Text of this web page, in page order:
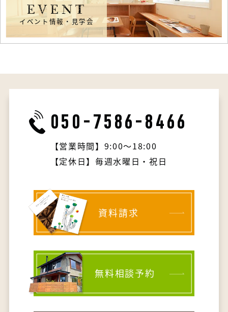
EVENT
イベント情報・見学会
050-7586-8466
【営業時間】9:00～18:00
【定休日】毎週水曜日・祝日
資料請求
無料相談予約